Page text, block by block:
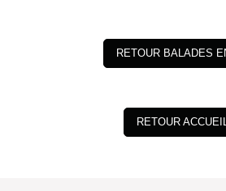
RETOUR BALADES
RETOUR